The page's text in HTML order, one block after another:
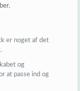
er noget af det
og
at passe ind og